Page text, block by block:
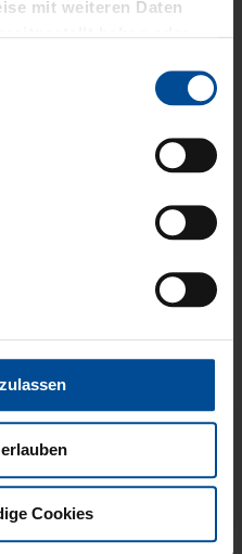
mit weiteren Daten
Cookies
SWEATER KARLSRUHE